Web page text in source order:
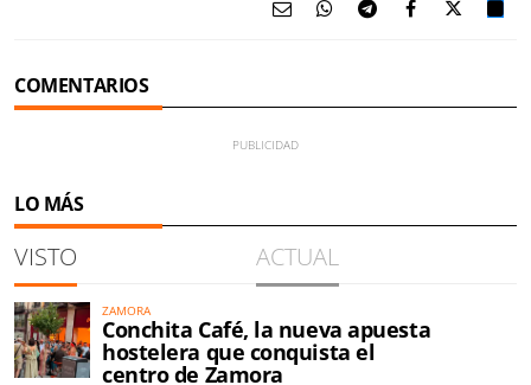
COMENTARIOS
LO MÁS
VISTO ACTUAL
ZAMORA
Conchita Café, la nueva apuesta
hostelera que conquista el
centro de Zamora